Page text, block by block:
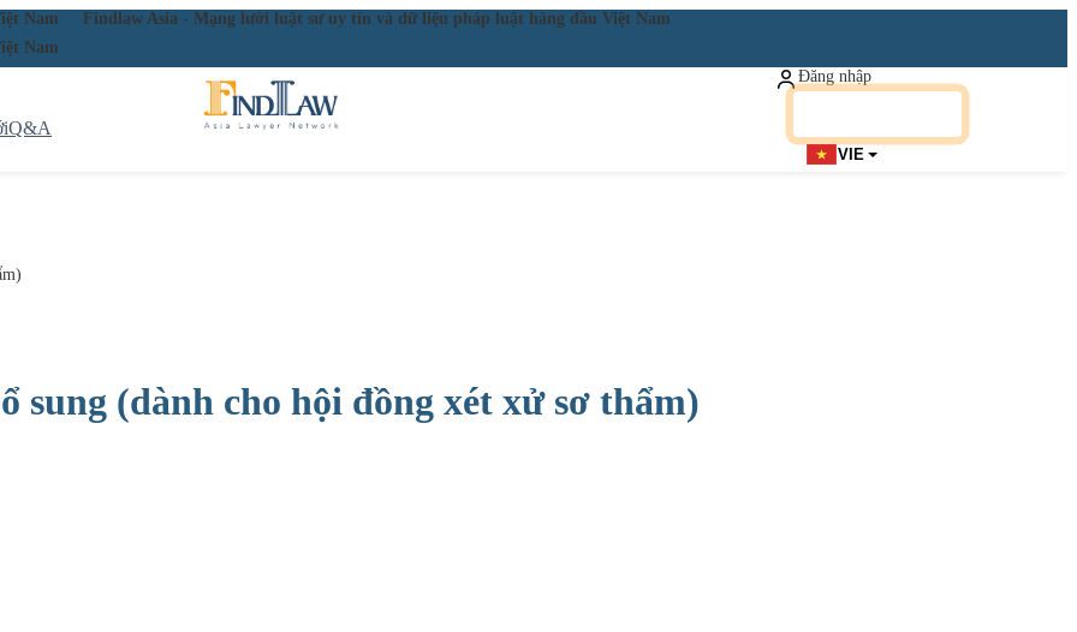
Nam
Findlaw Asia - Mạng lưới luật sư uy tín và dữ liệu pháp luật hàng đầu Việt Nam
Nam
Đăng nhập
VIE
Q&A
sung (dành cho hội đồng xét xử sơ thẩm)